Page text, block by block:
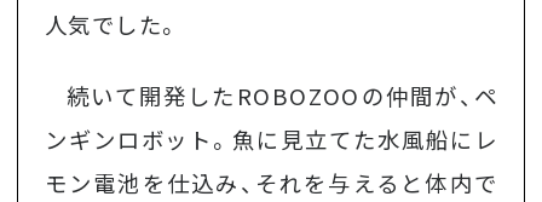
人気でした。
続いて開発したROBOZOOの仲間が、ペ
ンギンロボット。魚に見立てた水風船にレ
モン電池を仕込み、それを与えると体内で